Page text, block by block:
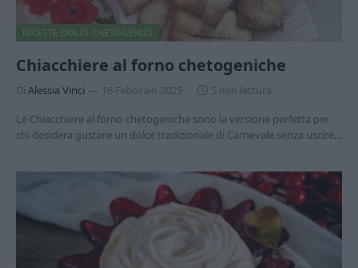
RICETTE DOLCI CHETOGENICI
Chiacchiere al forno chetogeniche
Di Alessia Vinci 16 Febbraio 2025
5 min lettura
Le Chiacchiere al forno chetogeniche sono la versione perfetta per
chi desidera gustare un dolce tradizionale di Carnevale senza uscire…